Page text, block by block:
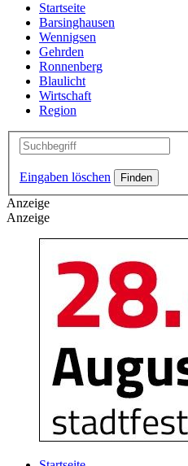
Startseite
Barsinghausen
Wennigsen
Gehrden
Ronnenberg
Blaulicht
Wirtschaft
Region
Eingaben löschen
Anzeige
Anzeige